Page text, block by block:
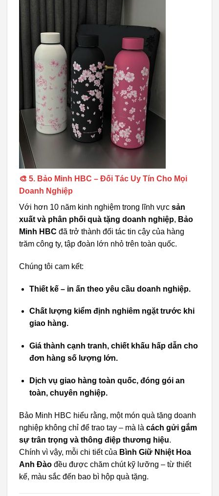
🎨 5. Bảo Minh HBC – Đối Tác Uy Tín Cho Mọi
Doanh Nghiệp
Với hơn 10 năm kinh nghiệm trong lĩnh vực sản
xuất và phân phối quà tặng doanh nghiệp, Bảo
Minh HBC đã trở thành đối tác tin cậy của hàng
trăm công ty, tập đoàn lớn nhỏ trên toàn quốc.
Chúng tôi cam kết:
Thiết kế – in ấn theo yêu cầu doanh nghiệp.
Chất lượng kiểm định nghiêm ngặt trước khi
giao hàng.
Giá thành cạnh tranh, chiết khấu hấp dẫn cho
đơn hàng số lượng lớn.
Dịch vụ giao hàng toàn quốc, đóng gói an
toàn, chuyên nghiệp.
Bảo Minh HBC hiểu rằng, một món quà tặng doanh
nghiệp không chỉ để trao tay – mà là cách gửi gắm
sự trân trọng và thông điệp thương hiệu.
Chính vì vậy, mỗi chi tiết của Bình Giữ Nhiệt Hoa
Anh Đào đều được chăm chút kỹ lưỡng – từ thiết
kế, màu sắc đến bao bì hộp quà tặng.